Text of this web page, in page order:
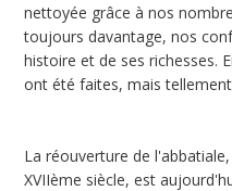
nettoyée grâce à nos
toujours davantage, nos
histoire et de ses richesses.
ont été faites, mais
La réouverture de
XVIIème siècle, est